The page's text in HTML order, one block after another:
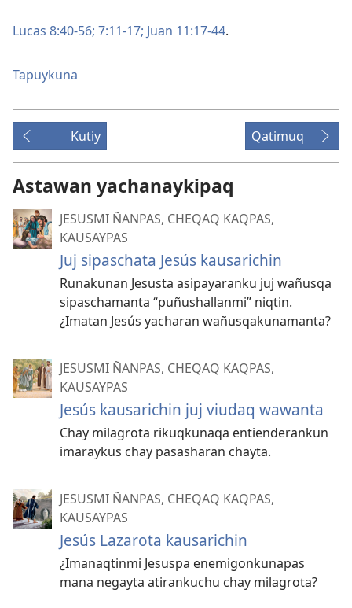
Lucas 8:40-56; 7:11-17; Juan 11:17-44.
Tapuykuna
Kutiy Qatimuq
Astawan yachanaykipaq
JESUSMI ÑANPAS, CHEQAQ KAQPAS,
KAUSAYPAS
Juj sipaschata Jesús kausarichin
Runakunan Jesusta asipayaranku juj wañusqa
sipaschamanta “puñushallanmi” niqtin.
¿Imatan Jesús yacharan wañusqakunamanta?
JESUSMI ÑANPAS, CHEQAQ KAQPAS,
KAUSAYPAS
Jesús kausarichin juj viudaq wawanta
Chay milagrota rikuqkunaqa entienderankun
imaraykus chay pasasharan chayta.
JESUSMI ÑANPAS, CHEQAQ KAQPAS,
KAUSAYPAS
Jesús Lazarota kausarichin
¿Imanaqtinmi Jesuspa enemigonkunapas
mana negayta atirankuchu chay milagrota?